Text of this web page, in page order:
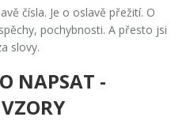
čísla. Je o oslavě přežití. O
pochybnosti. A přesto jsi
slovy.
NAPSAT -